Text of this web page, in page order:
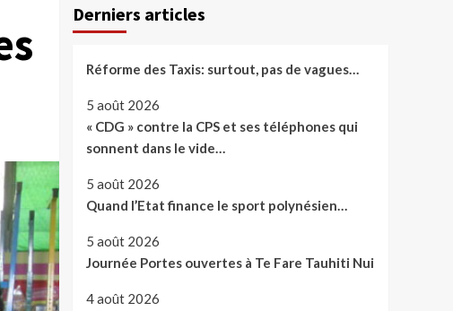
Derniers articles
Réforme des Taxis: surtout, pas de vagues…
5 août 2026
« CDG » contre la CPS et ses téléphones qui
sonnent dans le vide…
5 août 2026
Quand l’Etat finance le sport polynésien…
5 août 2026
Journée Portes ouvertes à Te Fare Tauhiti Nui
4 août 2026